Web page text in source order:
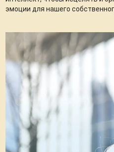
эмоции для нашего